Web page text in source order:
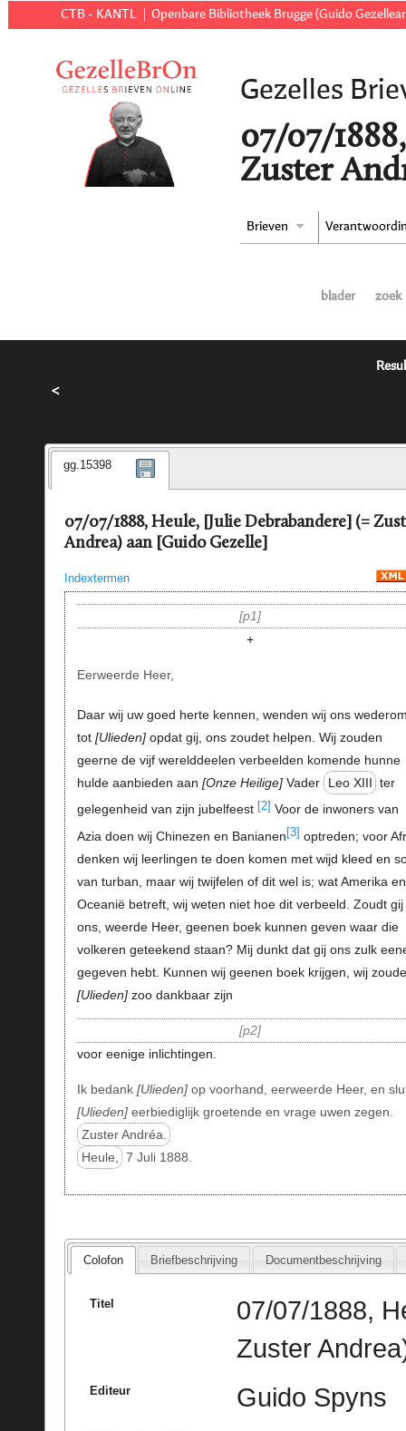
CTB - KANTL Openbare Bibliotheek Brugge (Guido
Gezelles
07/07/
Zuster
Brieven
blader zoek
<
gg.15398
07/07/1888, Heule, [Julie Debrabandere] (=
Andrea) aan [Guido Gezelle]
Indextermen
p1
+
Eerweerde Heer,
Daar wij uw goed herte kennen, wenden wij ons
tot Ulieden opdat gij, ons zoudet helpen. Wij zouden
geerne de vijf werelddeelen verbeelden komende hunne
hulde aanbieden aan Onze Heilige Vader Leo XIII ter
gelegenheid van zijn jubelfeest [2] Voor de inwoners van
Azia doen wij Chinezen en Banianen [3] optreden; voor
denken wij leerlingen te doen komen met wijd kleed en
van turban, maar wij twijfelen of dit wel is; wat Amerika en
Oceanië betreft, wij weten niet hoe dit verbeeld. Zoudt gij
ons, weerde Heer, geenen boek kunnen geven waar die
volkeren geteekend staan? Mij dunkt dat gij ons zulk
gegeven hebt. Kunnen wij geenen boek krijgen, wij
Ulieden zoo dankbaar zijn
p2
voor eenige inlichtingen.
Ik bedank Ulieden op voorhand, eerweerde Heer, en
Ulieden eerbiediglijk groetende en vrage uwen zegen.
Zuster Andréa.
Heule, 7 Juli 1888.
Colofon Briefbeschrijving Documentbeschrijving
Titel
07/07/1888,
Zuster
Editeur Guido Spyns